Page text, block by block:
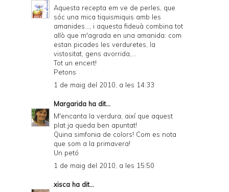
Aquesta recepta em ve de perles, que
sóc una mica tiquismiquis amb les
amanides..., i aquesta fideuà combina tot
allò que m'agrada en una amanida: com
estan picades les verduretes, la
vistositat, gens avorrida,...
Tot un encert!
Petons
1 de maig del 2010, a les 14:33
Margarida ha dit...
M'encanta la verdura, així que aquest
plat ja queda ben apuntat!
Quina simfonia de colors! Com es nota
que som a la primavera!
Un petó
1 de maig del 2010, a les 15:50
xisca ha dit...